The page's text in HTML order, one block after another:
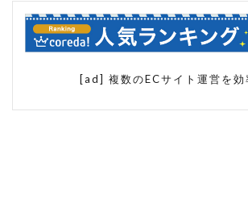
[ad] 複数のECサイト運営を効